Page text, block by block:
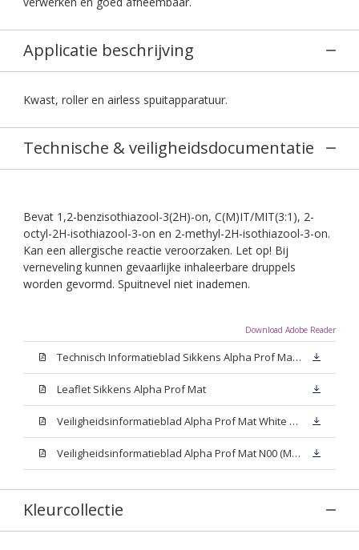
Applicatie beschrijving
Kwast, roller en airless spuitapparatuur.
Technische & veiligheidsdocumentatie
Bevat 1,2-benzisothiazool-3(2H)-on, C(M)IT/MIT(3:1), 2-
octyl-2H-isothiazool-3-on en 2-methyl-2H-isothiazool-3-on.
Kan een allergische reactie veroorzaken. Let op! Bij
verneveling kunnen gevaarlijke inhaleerbare druppels
worden gevormd. Spuitnevel niet inademen.
Download Adobe Reader
Technisch Informatieblad Sikkens Alpha Prof Mat(PDF)
Leaflet Sikkens Alpha Prof Mat
Veiligheidsinformatieblad Alpha Prof Mat White W05 (MSDS)
Veiligheidsinformatieblad Alpha Prof Mat N00 (MSDS)
Kleurcollectie